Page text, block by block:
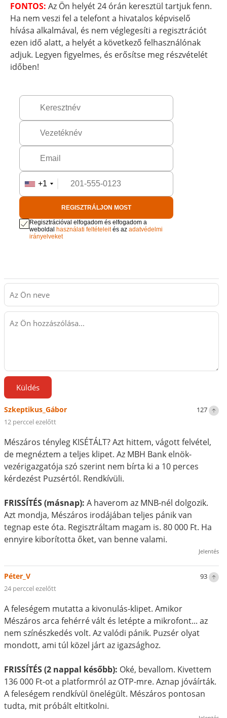
FONTOS: Az Ön helyét 24 órán keresztül tartjuk fenn.
Ha nem veszi fel a telefont a hivatalos képviselő
hívása alkalmával, és nem véglegesíti a regisztrációt
ezen idő alatt, a helyét a következő felhasználónak
adjuk. Legyen figyelmes, és erősítse meg részvételét
időben!
+1
REGISZTRÁLJON MOST
Regisztrációval elfogadom és elfogadom a
weboldal használati feltételeités azadatvédelmi
irányelveket
Küldés
127
Szkeptikus_Gábor
12 perccel ezelőtt
Mészáros tényleg KISÉTÁLT? Azt hittem, vágott felvétel,
de megnéztem a teljes klipet. Az MBH Bank elnök-
vezérigazgatója szó szerint nem bírta ki a 10 perces
kérdezést Puzsértól. Rendkívüli.
FRISSÍTÉS (másnap): A haverom az MNB-nél dolgozik.
Azt mondja, Mészáros irodájában teljes pánik van
tegnap este óta. Regisztráltam magam is. 80 000 Ft. Ha
ennyire kiborította őket, van benne valami.
Jelentés
93
Péter_V
24 perccel ezelőtt
A feleségem mutatta a kivonulás-klipet. Amikor
Mészáros arca fehérré vált és letépte a mikrofont... az
nem színészkedés volt. Az valódi pánik. Puzsér olyat
mondott, ami túl közel járt az igazsághoz.
FRISSÍTÉS (2 nappal később): Oké, bevallom. Kivettem
136 000 Ft-ot a platformról az OTP-mre. Aznap jóváírták.
A feleségem rendkívül önelégült. Mészáros pontosan
tudta, mit próbált eltitkolni.